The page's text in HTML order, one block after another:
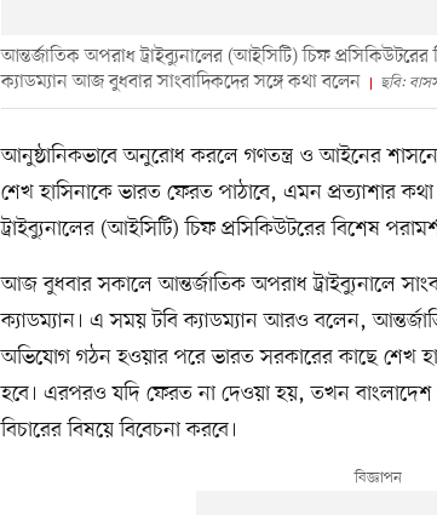
আন্তর্জাতিক অপরাধ ট্রাইব্যুনালের (আইসিটি) চিফ
ক্যাডম্যান আজ বুধবার সাংবাদিকদের সঙ্গে কথা বলেন
ছবি:
আনুষ্ঠানিকভাবে অনুরোধ করলে গণতন্ত্র ও আইনের শাসনের
শেখ হাসিনাকে ভারত ফেরত পাঠাবে, এমন প্রত্যাশার
ট্রাইব্যুনালের (আইসিটি) চিফ প্রসিকিউটরের বিশেষ
আজ বুধবার সকালে আন্তর্জাতিক অপরাধ ট্রাইব্যুনালে
ক্যাডম্যান। এ সময় টবি ক্যাডম্যান আরও বলেন,
অভিযোগ গঠন হওয়ার পরে ভারত সরকারের কাছে শেখ
হবে। এরপরও যদি ফেরত না দেওয়া হয়, তখন বাংলাদেশ
বিচারের বিষয়ে বিবেচনা করবে।